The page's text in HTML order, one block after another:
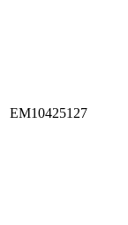
EM10425127